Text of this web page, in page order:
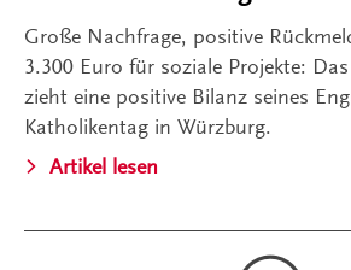
Große Nachfrage, positive
3.300 Euro für soziale Projekte:
zieht eine positive Bilanz seines
Katholikentag in Würzburg.
Artikel lesen